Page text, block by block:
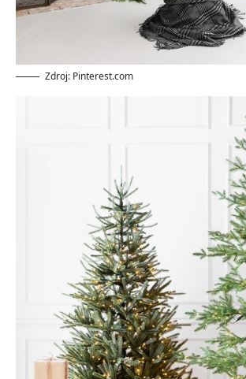
Zdroj: Pinterest.com